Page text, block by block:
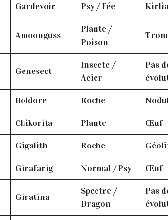
Gardevoir Psy / Fée Kirlia
Amoonguss
Plante /
Poison
Genesect
Insecte /
Acier
Pas
Boldore Roche
Chikorita Plante Œuf
Gigalith Roche
Girafarig Normal / Psy Œuf
Giratina
Spectre /
Dragon
Pas